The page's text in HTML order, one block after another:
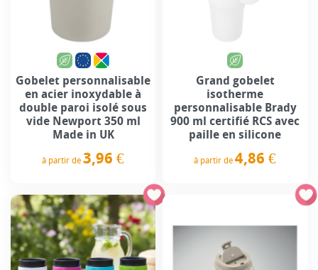
Gobelet personnalisable
en acier inoxydable à
double paroi isolé sous
vide Newport 350 ml
Made in UK
à partir de 3,96 €
Grand gobelet
isotherme
personnalisable Brady
900 ml certifié RCS avec
paille en silicone
à partir de 4,86 €